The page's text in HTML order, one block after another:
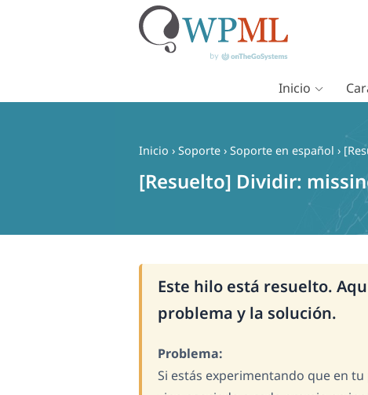
Inicio
Inicio › Soporte › Soporte en español ›
[Resuelto] Dividir:
Este hilo está resuelto.
problema y la solución.
Problema:
Si estás experimentando que en